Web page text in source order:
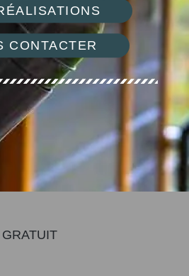
CONTACTER